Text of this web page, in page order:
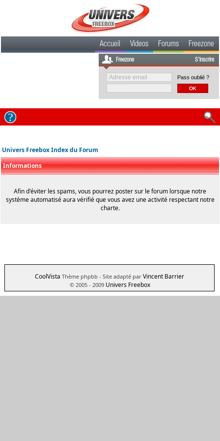
Accueil Videos Forums Freezone
Freezone S'inscrire
Pass oublié ?
Univers Freebox Index du Forum
Informations
Afin d'éviter les spams, vous pourrez poster sur le forum lorsque notre
système automatisé aura vérifié que vous avez une activité respectant notre
charte.
CoolVista Thème phpbb - Site adapté par Vincent Barrier
© 2005 - 2009 Univers Freebox